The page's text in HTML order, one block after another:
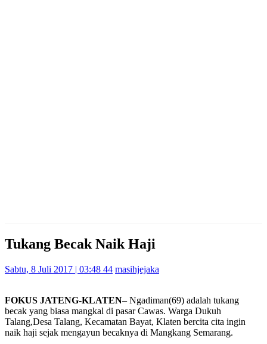
Tukang Becak Naik Haji
Sabtu, 8 Juli 2017 | 03:48 44 masihjejaka
FOKUS JATENG-KLATEN– Ngadiman(69) adalah tukang
becak yang biasa mangkal di pasar Cawas. Warga Dukuh
Talang,Desa Talang, Kecamatan Bayat, Klaten bercita cita ingin
naik haji sejak mengayun becaknya di Mangkang Semarang.